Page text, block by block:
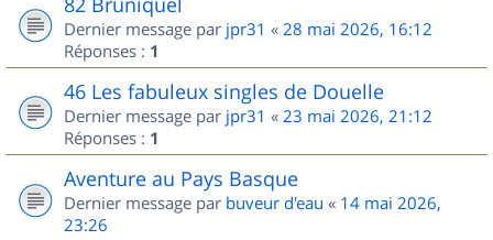
Dernier message par jpr31 « 28 mai 2026, 16:12
Réponses : 1
46 Les fabuleux singles de Douelle
Dernier message par jpr31 « 23 mai 2026, 21:12
Réponses : 1
Aventure au Pays Basque
Dernier message par buveur d'eau « 14 mai 2026,
23:26